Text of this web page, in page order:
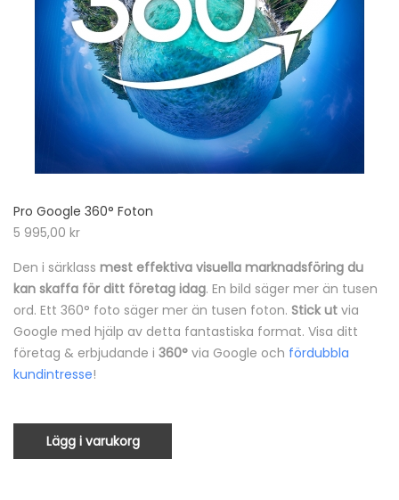
Pro Google 360° Foton
5 995,00 kr
Den i särklass mest effektiva visuella marknadsföring du
kan skaffa för ditt företag idag. En bild säger mer än tusen
ord. Ett 360° foto säger mer än tusen foton. Stick ut via
Google med hjälp av detta fantastiska format. Visa ditt
företag & erbjudande i 360° via Google och fördubbla
kundintresse!
Lägg i varukorg